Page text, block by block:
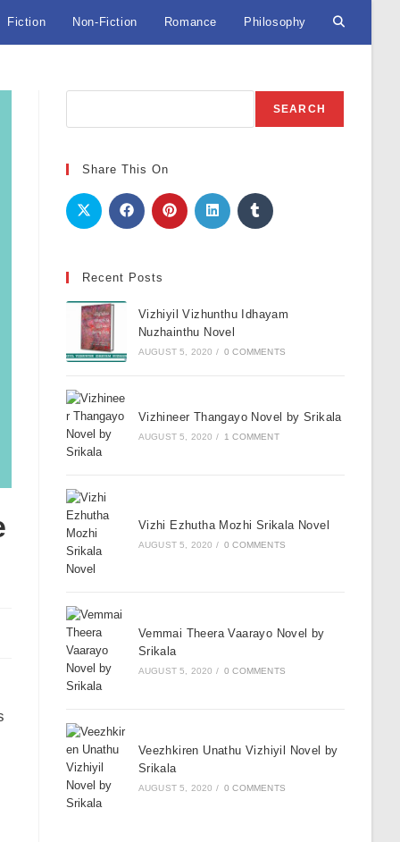
Fiction Non-Fiction Romance Philosophy Toggle
SEARCH
Share This On
Recent Posts
Vizhiyil Vizhunthu Idhayam
Nuzhainthu Novel
AUGUST 5, 2020 / 0 COMMENTS
Vizhineer Thangayo Novel by Srikala
AUGUST 5, 2020 / 1 COMMENT
Vizhi Ezhutha Mozhi Srikala Novel
AUGUST 5, 2020 / 0 COMMENTS
Vemmai Theera Vaarayo Novel by
Srikala
AUGUST 5, 2020 / 0 COMMENTS
Veezhkiren Unathu Vizhiyil Novel by
Srikala
AUGUST 5, 2020 / 0 COMMENTS